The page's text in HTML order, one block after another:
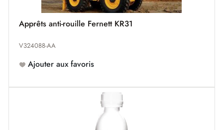
Apprêts anti-rouille Fernett KR31
V324088-AA
Ajouter aux favoris